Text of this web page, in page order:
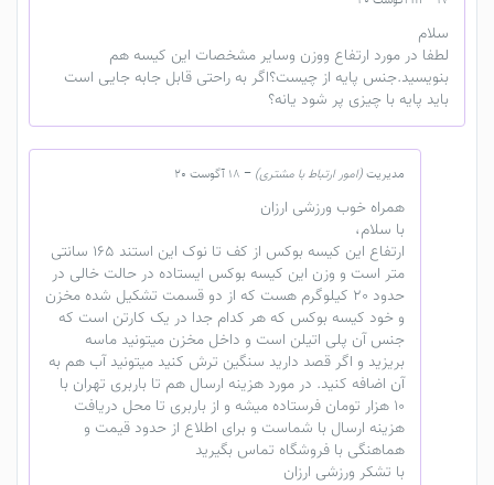
سلام
لطفا در مورد ارتفاع ووزن وسایر مشخصات این کیسه هم
بنویسید.جنس پایه از چیست؟اگر به راحتی قابل جابه جایی است
باید پایه با چیزی پر شود یانه؟
مدیریت(امور ارتباط با مشتری) – 18 آگوست 20
همراه خوب ورزشی ارزان
با سلام،
ارتفاع این کیسه بوکس از کف تا نوک این استند 165 سانتی
متر است و وزن این کیسه بوکس ایستاده در حالت خالی در
حدود 20 کیلوگرم هست که از دو قسمت تشکیل شده مخزن
و خود کیسه بوکس که هر کدام جدا در یک کارتن است که
جنس آن پلی اتیلن است و داخل مخزن میتونید ماسه
بریزید و اگر قصد دارید سنگین ترش کنید میتونید آب هم به
آن اضافه کنید. در مورد هزینه ارسال هم تا باربری تهران با
10 هزار تومان فرستاده میشه و از باربری تا محل دریافت
هزینه ارسال با شماست و برای اطلاع از حدود قیمت و
هماهنگی با فروشگاه تماس بگیرید
با تشکر ورزشی ارزان